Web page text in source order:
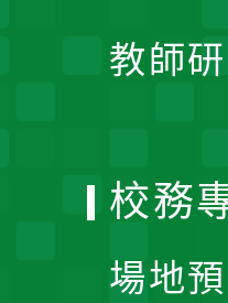
教師
校務
場地